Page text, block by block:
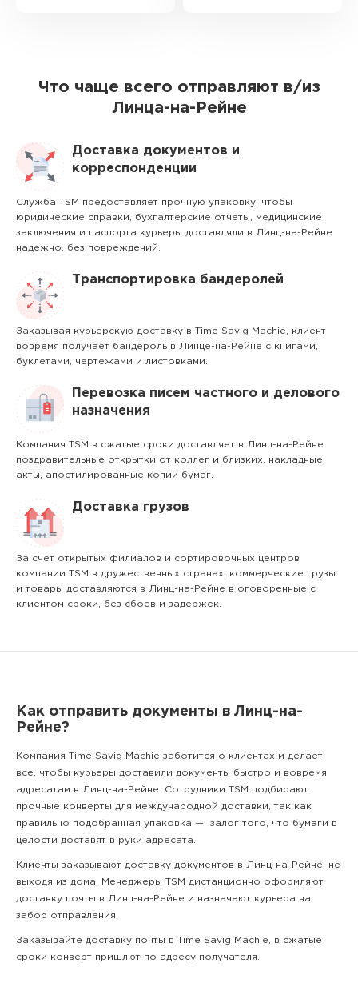
Что чаще всего отправляют в/из
Линца-на-Рейне
Доставка документов и
корреспонденции
Служба TSM предоставляет прочную упаковку, чтобы
юридические справки, бухгалтерские отчеты, медицинские
заключения и паспорта курьеры доставляли в Линц-на-Рейне
надежно, без повреждений.
Транспортировка бандеролей
Заказывая курьерскую доставку в Time Savig Machie, клиент
вовремя получает бандероль в Линце-на-Рейне с книгами,
буклетами, чертежами и листовками.
Перевозка писем частного и делового
назначения
Компания TSM в сжатые сроки доставляет в Линц-на-Рейне
поздравительные открытки от коллег и близких, накладные,
акты, апостилированные копии бумаг.
Доставка грузов
За счет открытых филиалов и сортировочных центров
компании TSM в дружественных странах, коммерческие грузы
и товары доставляются в Линц-на-Рейне в оговоренные с
клиентом сроки, без сбоев и задержек.
Как отправить документы в Линц-на-
Рейне?
Компания Time Savig Machie заботится о клиентах и делает
все, чтобы курьеры доставили документы быстро и вовремя
адресатам в Линц-на-Рейне. Сотрудники TSM подбирают
прочные конверты для международной доставки, так как
правильно подобранная упаковка — залог того, что бумаги в
целости доставят в руки адресата.
Клиенты заказывают доставку документов в Линц-на-Рейне, не
выходя из дома. Менеджеры TSM дистанционно оформляют
доставку почты в Линц-на-Рейне и назначают курьера на
забор отправления.
Заказывайте доставку почты в Time Savig Machie, в сжатые
сроки конверт пришлют по адресу получателя.